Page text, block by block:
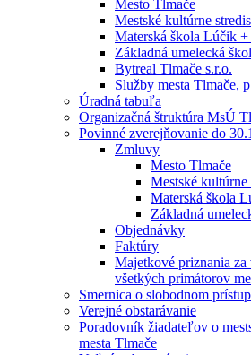
Mesto Tlmače
Mestské kultúrne
Materská škola Lúčik +
Základná umelecká
Bytreal Tlmače s.r.o.
Služby mesta Tlmače,
Úradná tabuľa
Organizačná štruktúra MsÚ
Povinné zverejňovanie do
Zmluvy
Mesto Tlmače
Mestské kultúrne
Materská škola
Základná
Objednávky
Faktúry
Majetkové priznania
všetkých primátorov
Smernica o slobodnom
Verejné obstarávanie
Poradovník žiadateľov o
mesta Tlmače